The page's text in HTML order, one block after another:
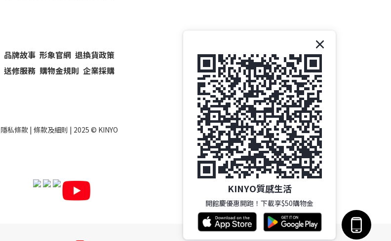
品牌故事 形象官網 退換貨政策
送修服務 購物金規則 企業採購
隱私條款 | 條款及細則 | 2025 © KINYO
KINYO質感生活
開館慶優惠開跑！下載享$50購物金